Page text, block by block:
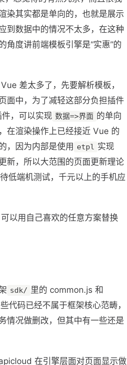
染其实都是单向的，也就是展示
到数据中的情况不太多，在这种
角度讲前端模板引擎是“实惠”的
差太多了，先要解析模板，
面中，为了减轻这部分负担插件
件，可以实现 数据=>界面 的单向
在渲染操作上已经接近 Vue 的
，因为内部是使用 etpl 实现
新，所以大范围的页面更新理论
低端机测试，千元以上的手机应
以用自己喜欢的任意方案替换
sdk/ 里的 common.js 和
代码已经不属于框架核心范畴，
情况做删改，但其中有一些还是
在引擎层面对页面显示做